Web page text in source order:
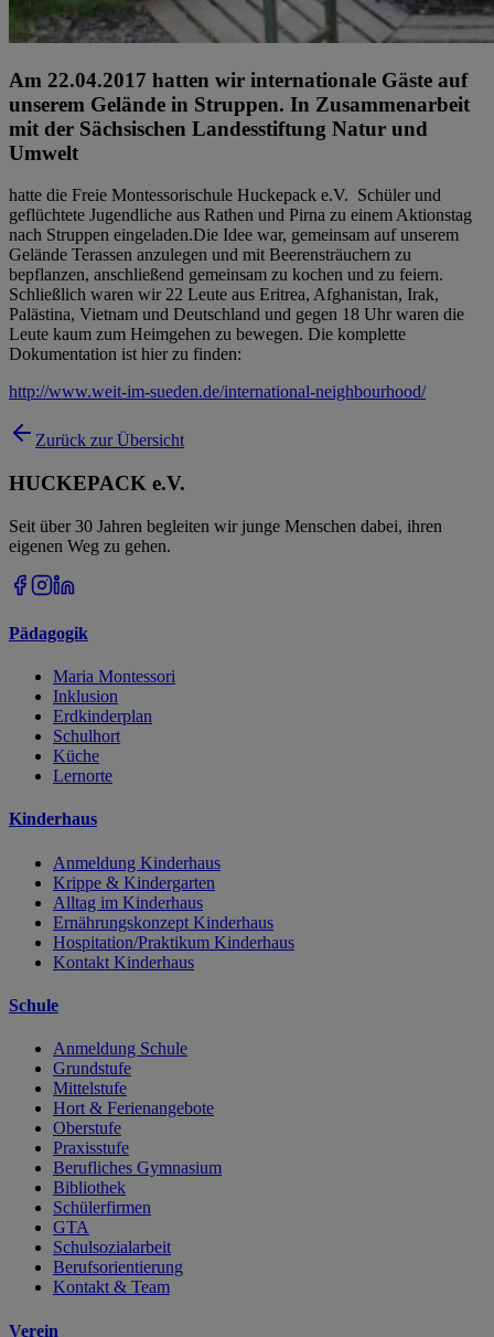
Am 22.04.2017 hatten wir internationale Gäste auf
unserem Gelände in Struppen. In Zusammenarbeit
mit der Sächsischen Landesstiftung Natur und
Umwelt
hatte die Freie Montessorischule Huckepack e.V. Schüler und
geflüchtete Jugendliche aus Rathen und Pirna zu einem Aktionstag
nach Struppen eingeladen.Die Idee war, gemeinsam auf unserem
Gelände Terassen anzulegen und mit Beerensträuchern zu
bepflanzen, anschließend gemeinsam zu kochen und zu feiern.
Schließlich waren wir 22 Leute aus Eritrea, Afghanistan, Irak,
Palästina, Vietnam und Deutschland und gegen 18 Uhr waren die
Leute kaum zum Heimgehen zu bewegen. Die komplette
Dokumentation ist hier zu finden:
http://www.weit-im-sueden.de/international-neighbourhood/
Zurück zur Übersicht
HUCKEPACK e.V.
Seit über 30 Jahren begleiten wir junge Menschen dabei, ihren
eigenen Weg zu gehen.
Pädagogik
Maria Montessori
Inklusion
Erdkinderplan
Schulhort
Küche
Lernorte
Kinderhaus
Anmeldung Kinderhaus
Krippe & Kindergarten
Alltag im Kinderhaus
Ernährungskonzept Kinderhaus
Hospitation/Praktikum Kinderhaus
Kontakt Kinderhaus
Schule
Anmeldung Schule
Grundstufe
Mittelstufe
Hort & Ferienangebote
Oberstufe
Praxisstufe
Berufliches Gymnasium
Bibliothek
Schülerfirmen
GTA
Schulsozialarbeit
Berufsorientierung
Kontakt & Team
Verein